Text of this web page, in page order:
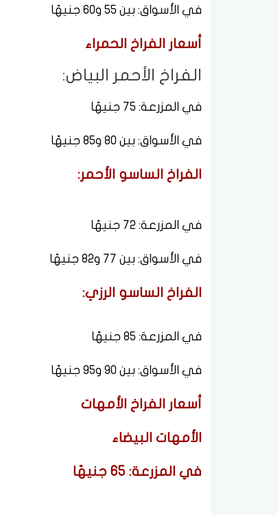
في الأسواق: بين 55 و60 جنيهًا
أسعار الفراخ الحمراء
الفراخ الأحمر البياض:
في المزرعة: 75 جنيهًا
في الأسواق: بين 80 و85 جنيهًا
الفراخ الساسو الأحمر:
في المزرعة: 72 جنيهًا
في الأسواق: بين 77 و82 جنيهًا
الفراخ الساسو الرزي:
في المزرعة: 85 جنيهًا
في الأسواق: بين 90 و95 جنيهًا
أسعار الفراخ الأمهات
الأمهات البيضاء
في المزرعة: 65 جنيهًا